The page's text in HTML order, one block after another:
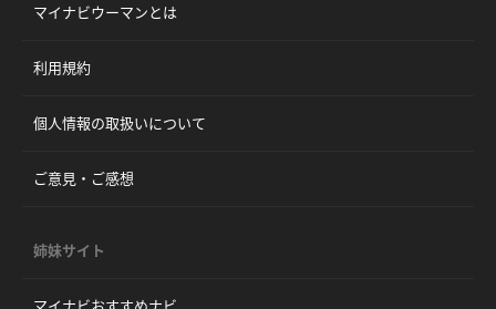
マイナビウーマンとは
利用規約
個人情報の取扱いについて
ご意見・ご感想
姉妹サイト